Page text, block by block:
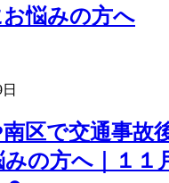
悩みの方へ
区で交通事故
の方へ｜１１